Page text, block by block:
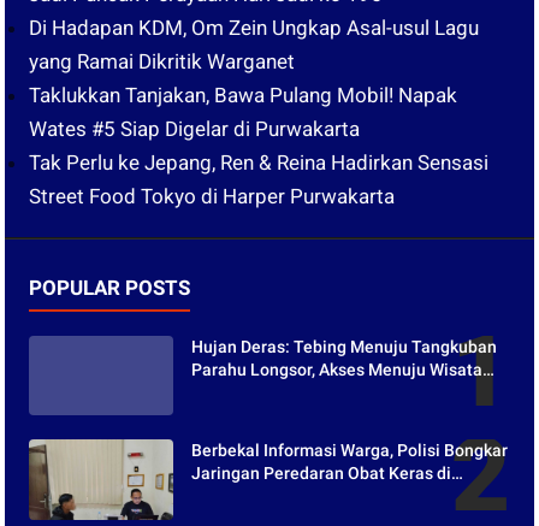
Di Hadapan KDM, Om Zein Ungkap Asal-usul Lagu
yang Ramai Dikritik Warganet
Taklukkan Tanjakan, Bawa Pulang Mobil! Napak
Wates #5 Siap Digelar di Purwakarta
Tak Perlu ke Jepang, Ren & Reina Hadirkan Sensasi
Street Food Tokyo di Harper Purwakarta
POPULAR POSTS
Hujan Deras: Tebing Menuju Tangkuban
Parahu Longsor, Akses Menuju Wisata
Berbekal Informasi Warga, Polisi Bongkar
Jaringan Peredaran Obat Keras di